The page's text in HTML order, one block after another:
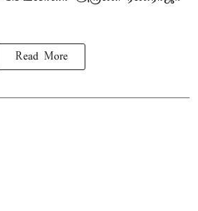
Read More